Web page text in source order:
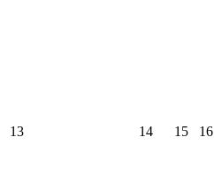
13 14 15 16